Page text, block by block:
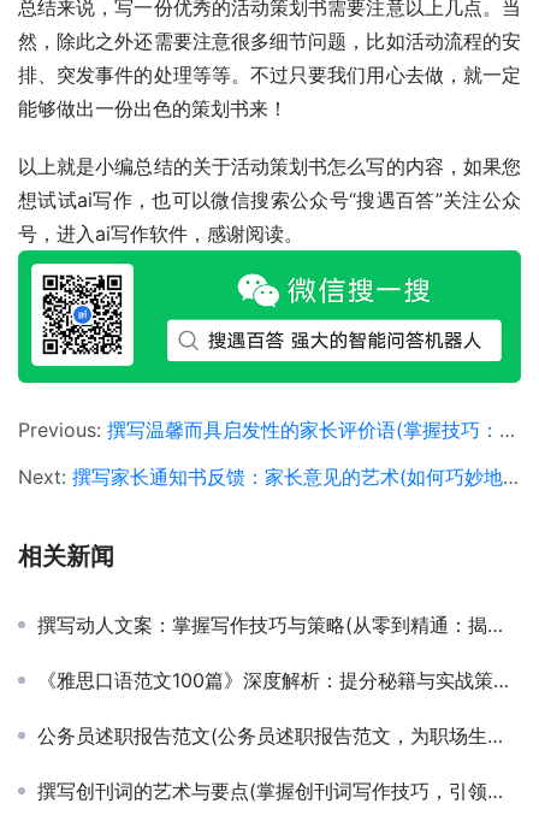
总结来说，写一份优秀的活动策划书需要注意以上几点。当
然，除此之外还需要注意很多细节问题，比如活动流程的安
排、突发事件的处理等等。不过只要我们用心去做，就一定
能够做出一份出色的策划书来！
以上就是小编总结的关于活动策划书怎么写的内容，如果您
想试试ai写作，也可以微信搜索公众号“搜遇百答”关注公众
号，进入ai写作软件，感谢阅读。
Previous: 撰写温馨而具启发性的家长评价语(掌握技巧：如何撰写促进孩子成长的家长评价语)
Next: 撰写家长通知书反馈：家长意见的艺术(如何巧妙地在家长通知书中表达意见与建议)
相关新闻
撰写动人文案：掌握写作技巧与策略(从零到精通：揭秘高效文案创作的秘密步骤与技巧)
《雅思口语范文100篇》深度解析：提分秘籍与实战策略(如何利用《雅思口语范文100篇》提升口语表达能力及应试技巧)
公务员述职报告范文(公务员述职报告范文，为职场生涯点亮明灯)
撰写创刊词的艺术与要点(掌握创刊词写作技巧，引领新刊物的首航之路)